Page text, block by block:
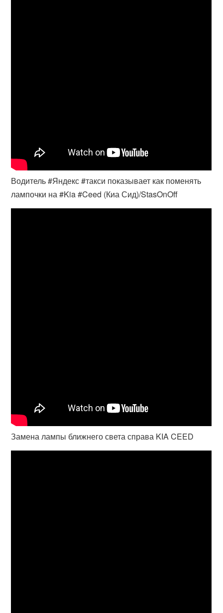
Водитель #Яндекс #такси показывает как поменять
лампочки на #Kia #Ceed (Киа Сид)/StasOnOff
Замена лампы ближнего света справа KIA CEED